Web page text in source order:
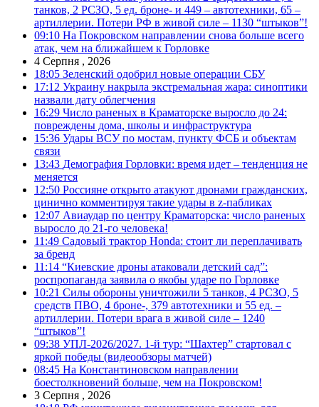
танков, 2 РСЗО, 5 ед. броне- и 449 – автотехники, 65 –
артиллерии. Потери РФ в живой силе – 1130 “штыков”!
09:10 На Покровском направлении снова больше всего
атак, чем на ближайшем к Горловке
4 Серпня , 2026
18:05 Зеленский одобрил новые операции СБУ
17:12 Украину накрыла экстремальная жара: синоптики
назвали дату облегчения
16:29 Число раненых в Краматорске выросло до 24:
повреждены дома, школы и инфраструктура
15:36 Удары ВСУ по мостам, пункту ФСБ и объектам
связи
13:43 Демография Горловки: время идет – тенденция не
меняется
12:50 Россияне открыто атакуют дронами гражданских,
цинично комментируя такие удары в z-пабликах
12:07 Авиаудар по центру Краматорска: число раненых
выросло до 21-го человека!
11:49 Садовый трактор Honda: стоит ли переплачивать
за бренд
11:14 “Киевские дроны атаковали детский сад”:
роспропаганда заявила о якобы ударе по Горловке
10:21 Силы обороны уничтожили 5 танков, 4 РСЗО, 5
средств ПВО, 4 броне-, 379 автотехники и 55 ед. –
артиллерии. Потери врага в живой силе – 1240
“штыков”!
09:38 УПЛ-2026/2027. 1-й тур: “Шахтер” стартовал с
яркой победы (видеообзоры матчей)
08:45 На Константиновском направлении
боестолкновений больше, чем на Покровском!
3 Серпня , 2026